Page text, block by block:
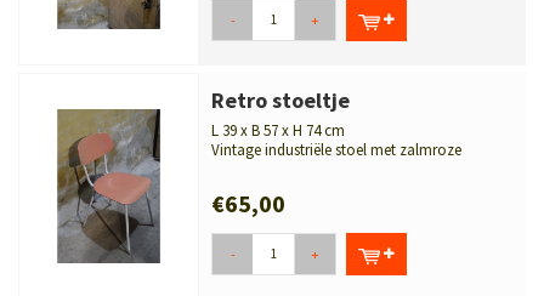
- +
Retro stoeltje
L 39 x B 57 x H 74 cm
Vintage industriële stoel met zalmroze
€65,00
- +